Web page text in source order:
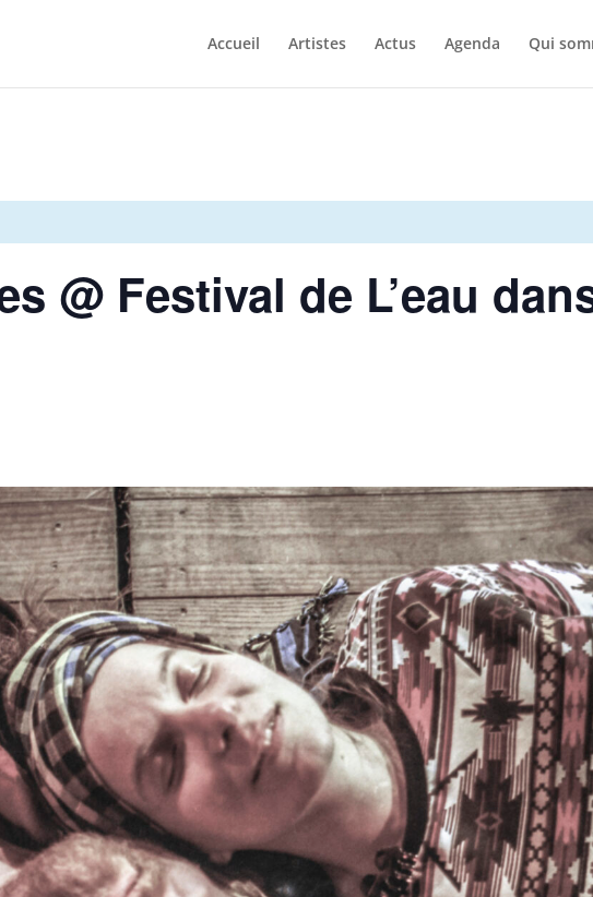
Accueil Artistes Actus Agenda Qui
@ Festival de L’eau